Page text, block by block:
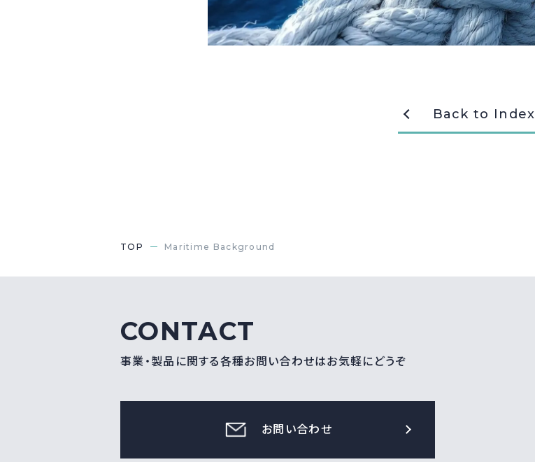
Back to Index
TOP Maritime Background
CONTACT
事業・製品に関する各種お問い合わせはお気軽にどうぞ
お問い合わせ